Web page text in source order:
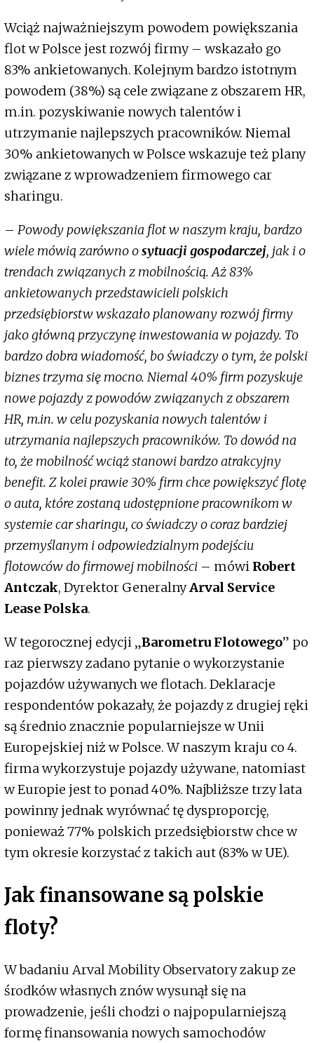
Wciąż najważniejszym powodem powiększania
flot w Polsce jest rozwój firmy – wskazało go
83% ankietowanych. Kolejnym bardzo istotnym
powodem (38%) są cele związane z obszarem HR,
m.in. pozyskiwanie nowych talentów i
utrzymanie najlepszych pracowników. Niemal
30% ankietowanych w Polsce wskazuje też plany
związane z wprowadzeniem firmowego car
sharingu.
– Powody powiększania flot w naszym kraju, bardzo
wiele mówią zarówno osytuacji gospodarczej, jak i o
trendach związanych z mobilnością. Aż 83%
ankietowanych przedstawicieli polskich
przedsiębiorstw wskazało planowany rozwój firmy
jako główną przyczynę inwestowania w pojazdy. To
bardzo dobra wiadomość, bo świadczy o tym, że polski
biznes trzyma się mocno. Niemal 40% firm pozyskuje
nowe pojazdy z powodów związanych z obszarem
HR, m.in. w celu pozyskania nowych talentów i
utrzymania najlepszych pracowników. To dowód na
to, że mobilność wciąż stanowi bardzo atrakcyjny
benefit. Z kolei prawie 30% firm chce powiększyć flotę
o auta, które zostaną udostępnione pracownikom w
systemie car sharingu, co świadczy o coraz bardziej
przemyślanym i odpowiedzialnym podejściu
flotowców do firmowej mobilności – mówi Robert
Antczak, Dyrektor GeneralnyArval Service
Lease Polska.
W tegorocznej edycji „Barometru Flotowego” po
raz pierwszy zadano pytanie o wykorzystanie
pojazdów używanych we flotach. Deklaracje
respondentów pokazały, że pojazdy z drugiej ręki
są średnio znacznie popularniejsze w Unii
Europejskiej niż w Polsce. W naszym kraju co 4.
firma wykorzystuje pojazdy używane, natomiast
w Europie jest to ponad 40%. Najbliższe trzy lata
powinny jednak wyrównać tę dysproporcję,
ponieważ 77% polskich przedsiębiorstw chce w
tym okresie korzystać z takich aut (83% w UE).
Jak finansowane są polskie
floty?
W badaniu Arval Mobility Observatory zakup ze
środków własnych znów wysunął się na
prowadzenie, jeśli chodzi o najpopularniejszą
formę finansowania nowych samochodów